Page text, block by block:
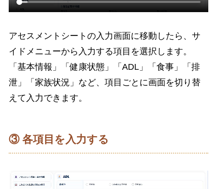
アセスメントシートの入力画面に移動したら、サ
イドメニューから入力する項目を選択します。
「基本情報」「健康状態」「ADL」「食事」「排
泄」「家族状況」など、項目ごとに画面を切り替
えて入力できます。
③ 各項目を入力する